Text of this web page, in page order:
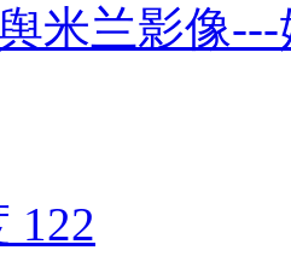
米兰影像
122